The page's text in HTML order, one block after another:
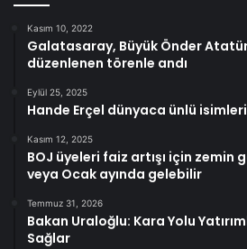
Kasım 10, 2022
Galatasaray, Büyük Önder
düzenlenen törenle andı
Eylül 25, 2025
Hande Erçel dünyaca ünlü
Kasım 12, 2025
BOJ üyeleri faiz artışı için zemin
veya Ocak ayında gelebilir
Temmuz 31, 2026
Bakan Uraloğlu: Kara Yolu
Sağlar